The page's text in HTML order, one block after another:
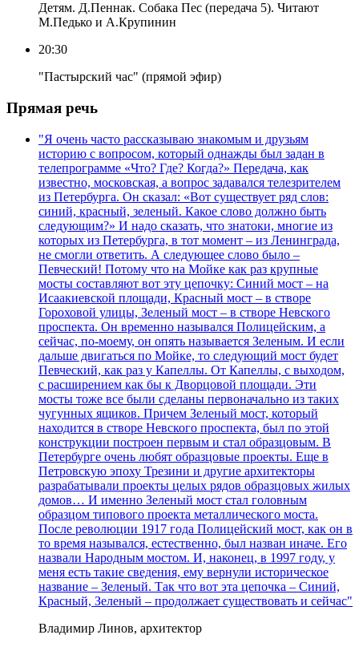
Детям. Д.Пеннак. Собака Пес (передача 5). Читают
М.Педько и А.Крупинин
20:30
"Пастырский час" (прямой эфир)
Прямая речь
"Я очень часто рассказываю знакомым и друзьям
историю с вопросом, который однажды был задан в
телепрограмме «Что? Где? Когда?» Передача, как
известно, московская, а вопрос задавался телезрителем
из Петербурга. Он сказал: «Вот существует ряд слов:
синий, красный, зеленый. Какое слово должно быть
следующим?» И надо сказать, что знатоки, многие из
которых из Петербурга, в тот момент – из Ленинграда,
не смогли ответить. А следующее слово было –
Певческий! Потому что на Мойке как раз крупные
мосты составляют вот эту цепочку: Синий мост – на
Исаакиевской площади, Красный мост – в створе
Гороховой улицы, Зеленый мост – в створе Невского
проспекта. Он временно назывался Полицейским, а
сейчас, по-моему, он опять называется Зеленым. И если
дальше двигаться по Мойке, то следующий мост будет
Певческий, как раз у Капеллы. От Капеллы, с выходом,
с расширением как бы к Дворцовой площади. Эти
мосты тоже все были сделаны первоначально из таких
чугунных ящиков. Причем Зеленый мост, который
находится в створе Невского проспекта, был по этой
конструкции построен первым и стал образцовым. В
Петербурге очень любят образцовые проекты. Еще в
Петровскую эпоху Трезини и другие архитекторы
разрабатывали проекты целых рядов образцовых жилых
домов… И именно Зеленый мост стал головным
образцом типового проекта металлического моста.
После революции 1917 года Полицейский мост, как он в
то время назывался, естественно, был назван иначе. Его
назвали Народным мостом. И, наконец, в 1997 году, у
меня есть такие сведения, ему вернули историческое
название – Зеленый. Так что вот эта цепочка – Синий,
Красный, Зеленый – продолжает существовать и сейчас"
Владимир Линов, архитектор